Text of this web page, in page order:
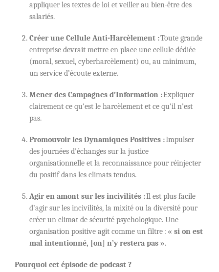
appliquer les textes de loi et veiller au bien-être des
salariés.
Créer une Cellule Anti-Harcèlement :Toute grande
entreprise devrait mettre en place une cellule dédiée
(moral, sexuel, cyberharcèlement) ou, au minimum,
un service d’écoute externe.
Mener des Campagnes d’Information :Expliquer
clairement ce qu’est le harcèlement et ce qu’il n’est
pas.
Promouvoir les Dynamiques Positives :Impulser
des journées d’échanges sur la justice
organisationnelle et la reconnaissance pour réinjecter
du positif dans les climats tendus.
Agir en amont sur les incivilités :Il est plus facile
d’agir sur les incivilités, la mixité ou la diversité pour
créer un climat de sécurité psychologique. Une
organisation positive agit comme un filtre : « si on est
mal intentionné, [on] n’y restera pas ».
Pourquoi cet épisode de podcast ?